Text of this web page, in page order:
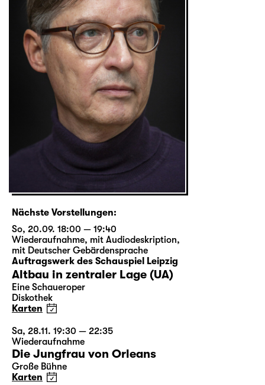
Nächste Vorstellungen:
So, 20.09. 18:00 — 19:40
Wiederaufnahme, mit Audiodeskription,
mit Deutscher Gebärdensprache
Auftragswerk des Schauspiel Leipzig
Altbau in zentraler Lage (UA)
Eine Schaueroper
Diskothek
Karten
Sa, 28.11. 19:30 — 22:35
Wiederaufnahme
Die Jungfrau von Orleans
Große Bühne
Karten